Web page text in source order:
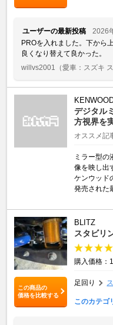
ユーザーの最新投稿
2026
PROを入れました。下から
良くなり替えて良かった。
willvs2001
（愛車：スズキ
デジタル
方視界を
オススメ記
ミラー型の
像を映し出
ケンウッド
発売された
この商品の
価格を比較する
BLITZ
スタビリ
購入価格：
足回り
このカテゴ